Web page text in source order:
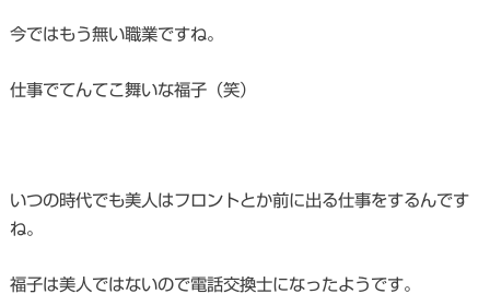
今ではもう無い職業ですね。
仕事でてんてこ舞いな福子（笑）
いつの時代でも美人はフロントとか前に出る仕事をするんです
ね。
福子は美人ではないので電話交換士になったようです。